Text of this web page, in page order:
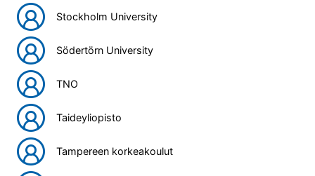
Stockholm University
Södertörn University
TNO
Taideyliopisto
Tampereen korkeakoulut